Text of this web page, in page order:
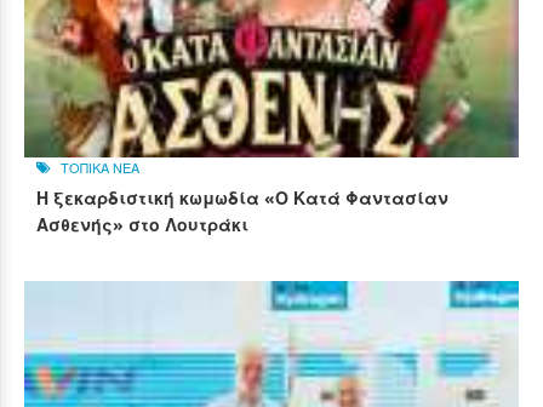
ΤΟΠΙΚΑ ΝΕΑ
Η ξεκαρδιστική κωμωδία «Ο Κατά Φαντασίαν
Ασθενής» στο Λουτράκι